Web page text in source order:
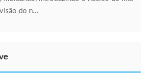
do n...